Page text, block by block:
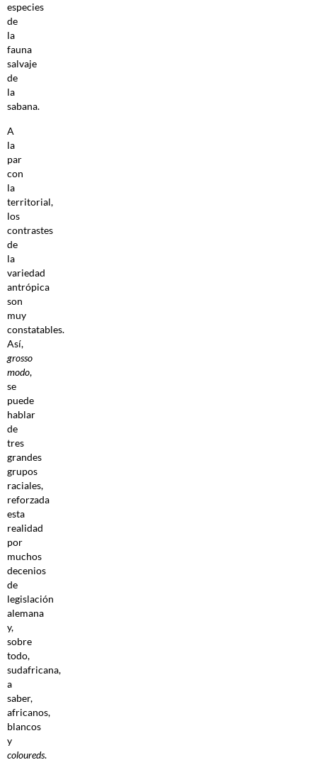
especies
de
la
fauna
salvaje
de
la
sabana.
A
la
par
con
la
territorial,
los
contrastes
de
la
variedad
antrópica
son
muy
constatables.
Así,
grosso
modo,
se
puede
hablar
de
tres
grandes
grupos
raciales,
reforzada
esta
realidad
por
muchos
decenios
de
legislación
alemana
y,
sobre
todo,
sudafricana,
a
saber,
africanos,
blancos
y
coloureds.